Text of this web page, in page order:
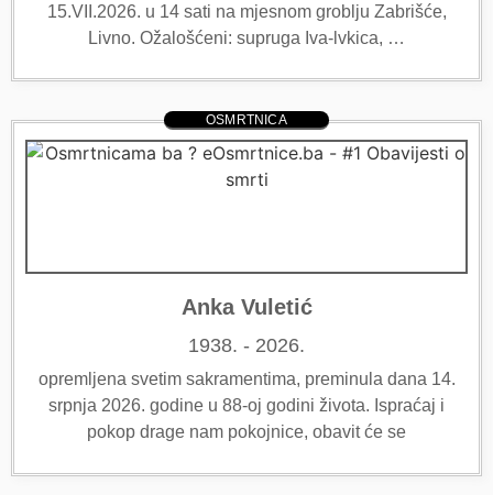
15.VII.2026. u 14 sati na mjesnom groblju Zabrišće,
Livno. Ožalošćeni: supruga Iva-lvkica, …
OSMRTNICA
Anka Vuletić
1938. - 2026.
opremljena svetim sakramentima, preminula dana 14.
srpnja 2026. godine u 88-oj godini života. Ispraćaj i
pokop drage nam pokojnice, obavit će se